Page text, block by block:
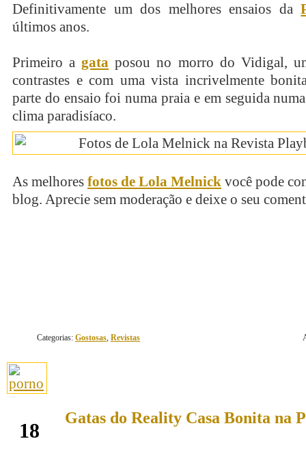
Definitivamente um dos melhores ensaios da
últimos anos.
Primeiro agata posou no morro do Vidigal,
contrastes e com uma vista incrivelmente
parte do ensaio foi numa praia e em seguida
clima paradisíaco.
As melhores fotos de Lola Melnick você pode
blog. Aprecie sem moderação e deixe o seu
Categorias: Gostosas, Revistas
18
Gatas do Reality Casa Bonita na